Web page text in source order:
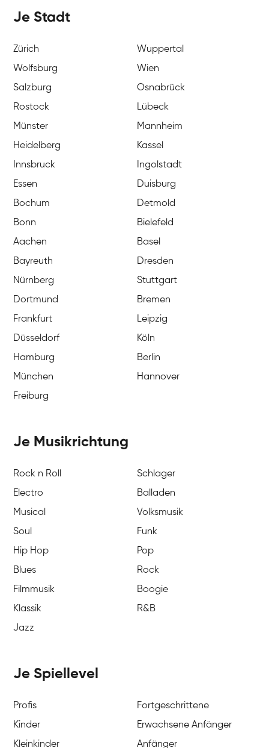
Je Stadt
Zürich
Wuppertal
Wolfsburg
Wien
Salzburg
Osnabrück
Rostock
Lübeck
Münster
Mannheim
Heidelberg
Kassel
Innsbruck
Ingolstadt
Essen
Duisburg
Bochum
Detmold
Bonn
Bielefeld
Aachen
Basel
Bayreuth
Dresden
Nürnberg
Stuttgart
Dortmund
Bremen
Frankfurt
Leipzig
Düsseldorf
Köln
Hamburg
Berlin
München
Hannover
Freiburg
Je Musikrichtung
Rock n Roll
Schlager
Electro
Balladen
Musical
Volksmusik
Soul
Funk
Hip Hop
Pop
Blues
Rock
Filmmusik
Boogie
Klassik
R&B
Jazz
Je Spiellevel
Profis
Fortgeschrittene
Kinder
Erwachsene Anfänger
Kleinkinder
Anfänger